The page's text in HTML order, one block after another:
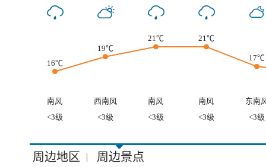
16℃
19℃
21℃ 21℃
17℃
南风 西南风 南风 南风
东南
<3级
<3级 <3级 <3级 <3级
周边地区 | 周边景点